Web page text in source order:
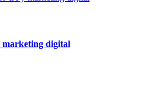
marketing digital